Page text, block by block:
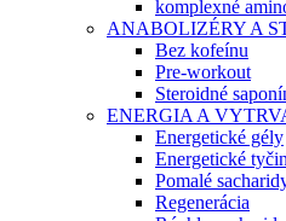
komplexné
ANABOLIZÉRY A
Bez kofeínu
Pre-workout
Steroidné
ENERGIA A
Energetické gély
Energetické
Pomalé
Regenerácia